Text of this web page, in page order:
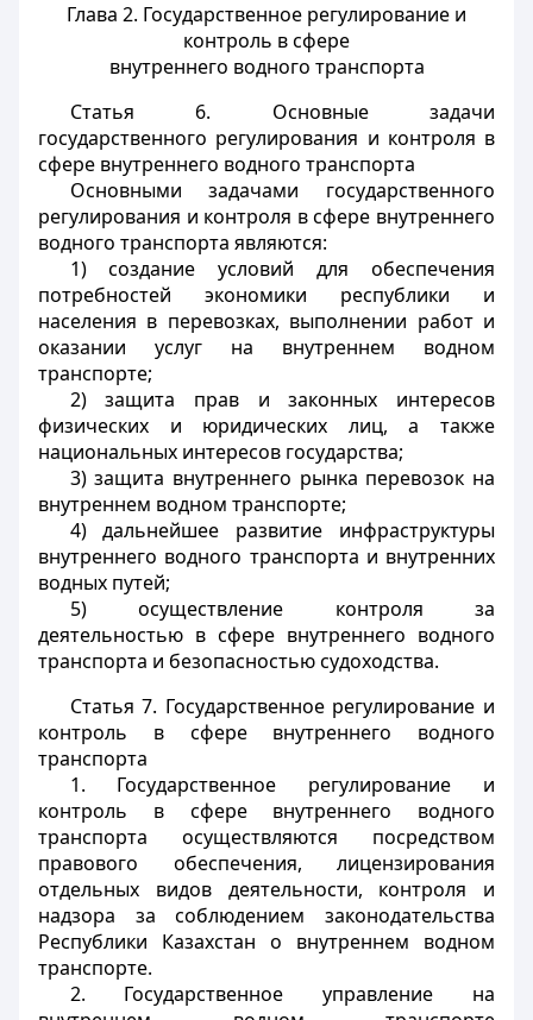
Глава 2. Государственное регулирование и
контроль в сфере
внутреннего водного транспорта
Статья 6. Основные задачи
государственного регулирования и контроля в
сфере внутреннего водного транспорта
Основными задачами государственного
регулирования и контроля в сфере внутреннего
водного транспорта являются:
1) создание условий для обеспечения
потребностей экономики республики и
населения в перевозках, выполнении работ и
оказании услуг на внутреннем водном
транспорте;
2) защита прав и законных интересов
физических и юридических лиц, а также
национальных интересов государства;
3) защита внутреннего рынка перевозок на
внутреннем водном транспорте;
4) дальнейшее развитие инфраструктуры
внутреннего водного транспорта и внутренних
водных путей;
5) осуществление контроля за
деятельностью в сфере внутреннего водного
транспорта и безопасностью судоходства.
Статья 7. Государственное регулирование и
контроль в сфере внутреннего водного
транспорта
1. Государственное регулирование и
контроль в сфере внутреннего водного
транспорта осуществляются посредством
правового обеспечения, лицензирования
отдельных видов деятельности, контроля и
надзора за соблюдением законодательства
Республики Казахстан о внутреннем водном
транспорте.
2. Государственное управление на